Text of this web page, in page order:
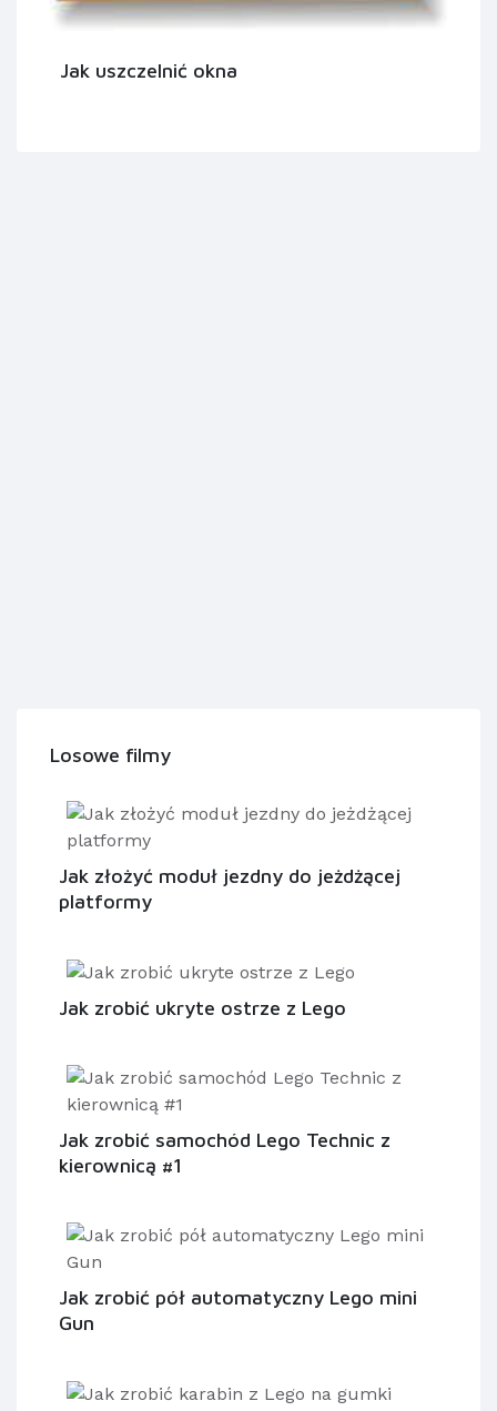
Jak uszczelnić okna
Losowe filmy
Jak złożyć moduł jezdny do jeżdżącej
platformy
Jak zrobić ukryte ostrze z Lego
Jak zrobić samochód Lego Technic z
kierownicą #1
Jak zrobić pół automatyczny Lego mini
Gun